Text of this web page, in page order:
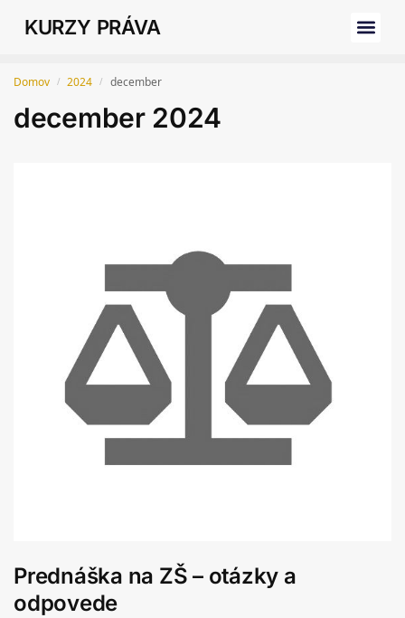
KURZY PRÁVA
Domov / 2024 / december
december 2024
Prednáška na ZŠ – otázky a
odpovede